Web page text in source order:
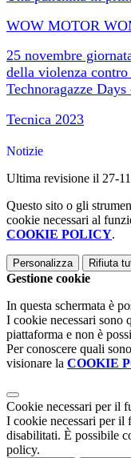
WOW MOTOR
25 novembre
della violenza contro
Technoragazze
Tecnica 2023
Notizie
Ultima revisione il 27-
Questo sito o gli
cookie necessari al
COOKIE POLICY.
Personalizza Rifiuta
Gestione cookie
In questa schermata è
I cookie necessari sono
piattaforma e non è
Per conoscere quali
visionare la COOKIE
Cookie necessari per il
I cookie necessari per il
disabilitati. È possibile
policy.